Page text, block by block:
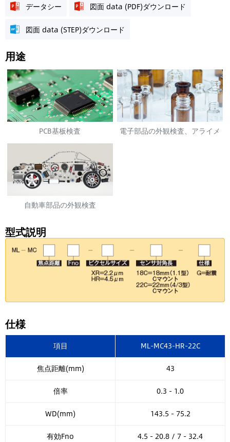
データシー 図面 data (PDF)ダウンロード
図面 data (STEP)ダウンロード
用途
PCB基板検査
電子部品の外観検査、アライメ
自動車部品の外観検査
型式説明
仕様
項目
ML-MC43-HR-22C
焦点距離(mm)
43
倍率
0.3 - 1.0
WD(mm)
143.5 - 75.2
有効Fno
4.5 - 20.8 / 7 - 32.4